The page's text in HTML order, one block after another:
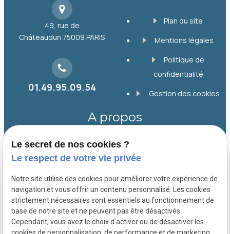
49, rue de
Châteaudun 75009 PARIS
01.49.95.09.54
Plan du site
Mentions légales
Politique de
confidentialité
Gestion des cookies
A propos
Depuis 1998, le Cabinet SIMON, basé à Paris
9, accompagne collectivités, entreprises et
particuliers en droit public, foncier et
immobilier. Il offre un conseil personnalisé et
une défense efficace pour chaque dossier.
Le secret de nos cookies ?
Le respect de votre vie privée
Notre site utilise des cookies pour améliorer votre expérience de
navigation et vous offrir un contenu personnalisé. Les cookies
strictement nécessaires sont essentiels au fonctionnement de
base de notre site et ne peuvent pas être désactivés.
Cependant, vous avez le choix d'activer ou de désactiver les